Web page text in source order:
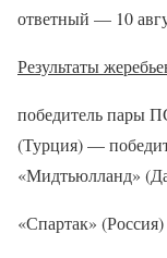
ответный — 10
Результаты
победитель пары
(Турция) —
«Мидтьюлланд»
«Спартак»